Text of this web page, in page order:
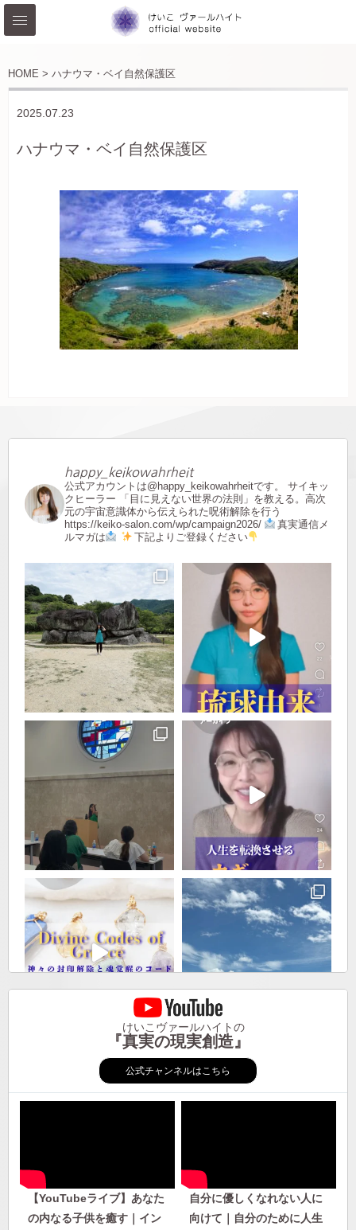
HOME > ハナウマ・ベイ自然保護区
2025.07.23
ハナウマ・ベイ自然保護区
happy_keikowahrheit
公式アカウントは@happy_keikowahrheitです。
サイキッ
クヒーラー 「目に見えない世界の法則」を教える。高次
元の宇宙意識体から伝えられた呪術解除を行う
https://keiko-salon.com/wp/campaign2026/
真実通信メ
ルマガは
下記よりご登録ください
けいこヴァールハイトの
『真実の現実創造』
公式チャンネルはこちら
【YouTubeライブ】あなた
の内なる子供を癒す｜イン
自分に優しくなれない人に
向けて｜自分のために人生